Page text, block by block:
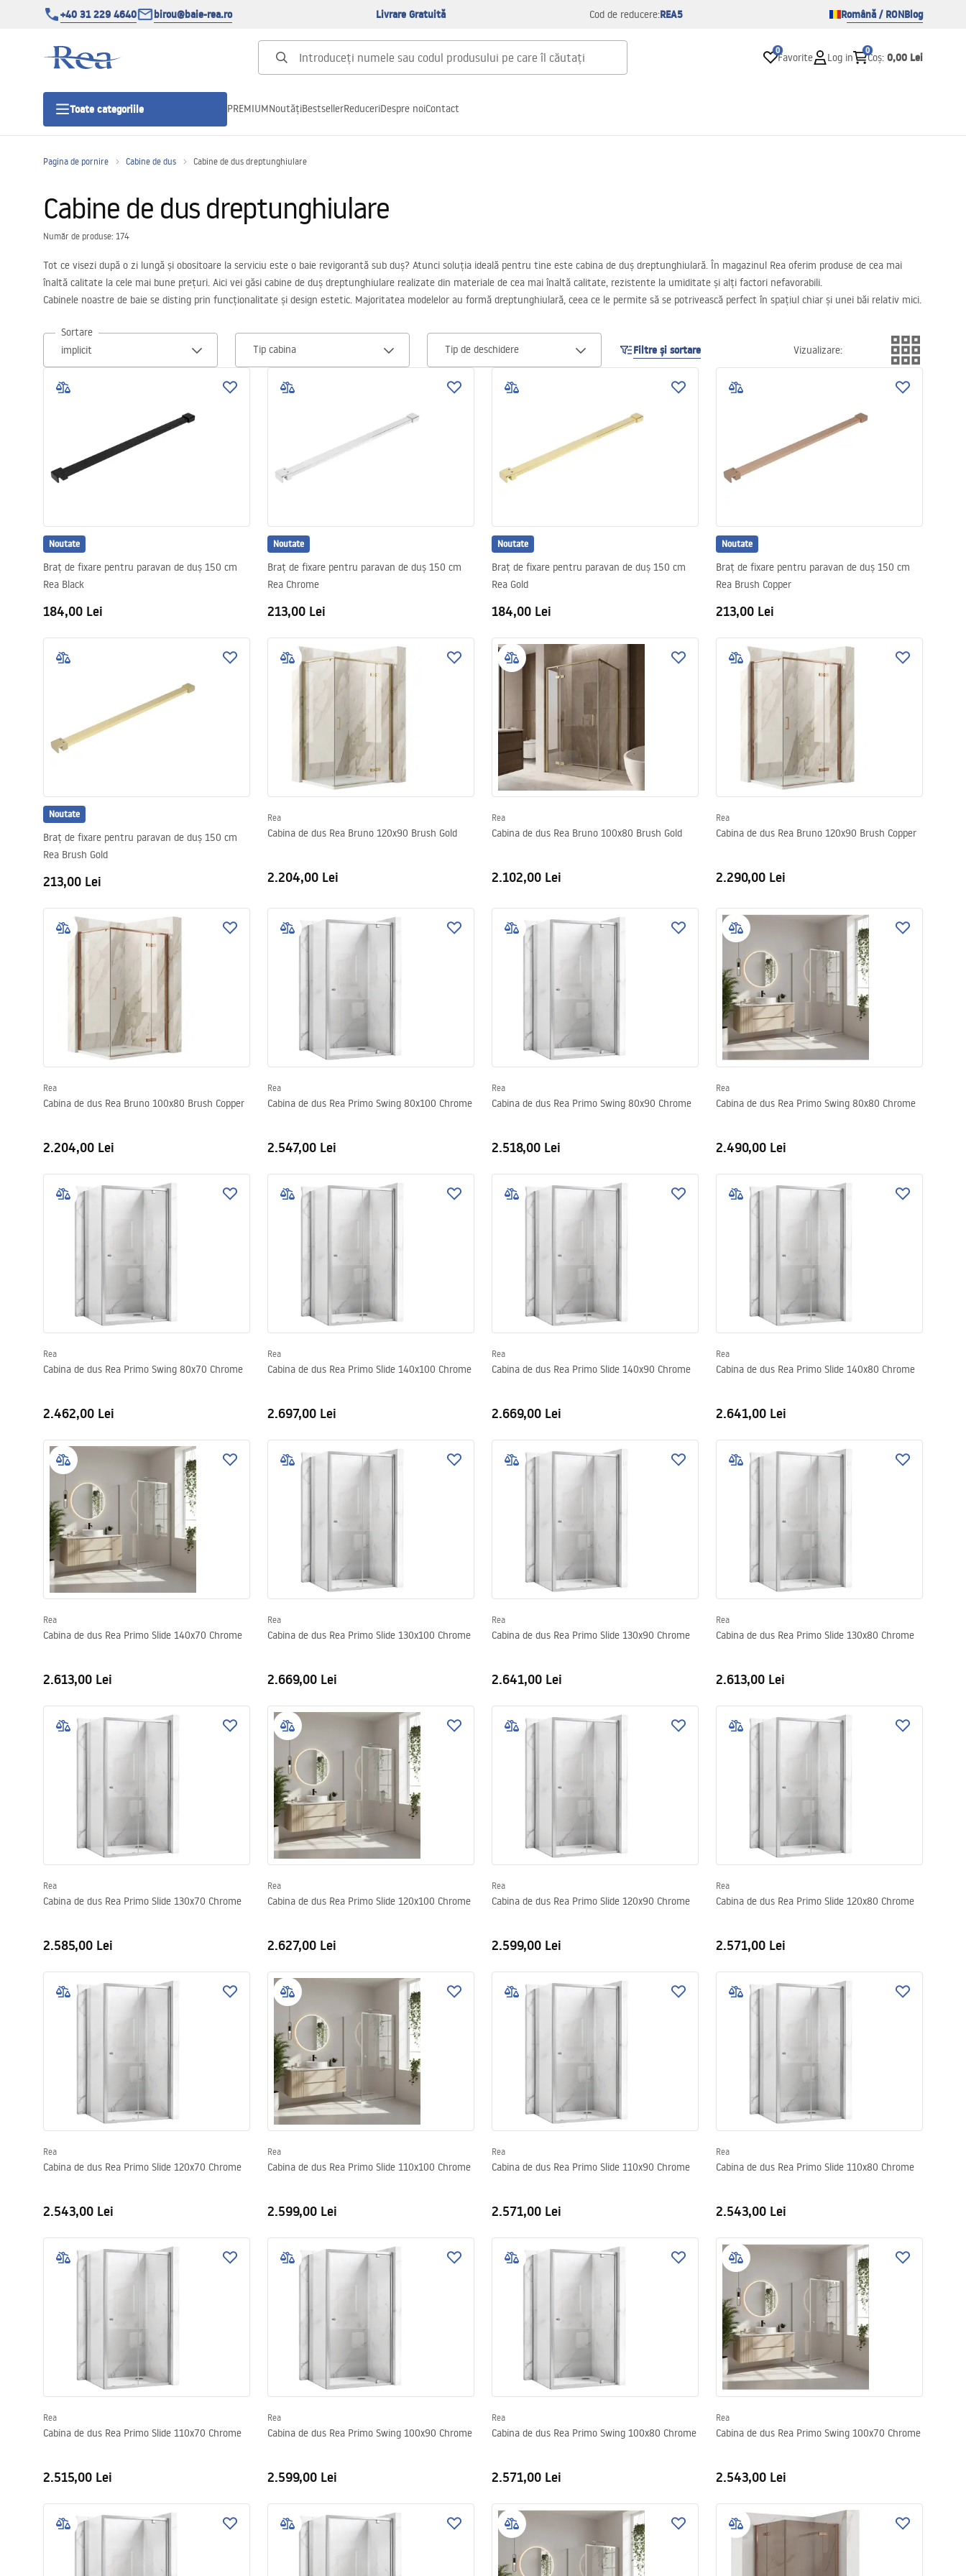
+40 31 229 4640 birou@baie-rea.ro Livrare Gratuită Cod de reducere:REA5 Română / RONBlog
0
Favorite Log in
0
Coș: 0,00 Lei
Toate categoriile
Usi pentru cabine de dus
Rigole Liniare
Vase WC si Bideuri
Baterii sanitare
Accesorii și mobilier pentru baie
PREMIUMNoutățiBestsellerReduceriDespre noiContact
Pagina de pornire Cabine de dus Cabine de dus dreptunghiulare
Cabine de dus dreptunghiulare
Număr de produse: 174
Tot ce visezi după o zi lungă și obositoare la serviciu este o baie revigorantă sub duș? Atunci soluția ideală pentru tine este cabina de duș dreptunghiulară. În magazinul Rea oferim produse de cea mai
înaltă calitate la cele mai bune prețuri. Aici vei găsi cabine de duș dreptunghiulare realizate din materiale de cea mai înaltă calitate, rezistente la umiditate și alți factori nefavorabili.
Cabinele noastre de baie se disting prin funcționalitate și design estetic. Majoritatea modelelor au formă dreptunghiulară, ceea ce le permite să se potrivească perfect în spațiul chiar și unei băi relativ mici.
etanșe, care garantează izolarea eficientă a încăperii față de apă. În același timp, geamurile lor matificate oferă intimitate persoanei care se spală. Acest lucru face ca o cabină dreptunghiulară să fie
potrivită și pentru băile combinate cu toaleta.
Sortare
Tip cabina
Tip de deschidere Filtre și sortare Vizualizare:
Noutate
Braț de fixare pentru paravan de duș 150 cm
Rea Black
184,00 Lei
Noutate
Braț de fixare pentru paravan de duș 150 cm
Rea Chrome
213,00 Lei
Noutate
Braț de fixare pentru paravan de duș 150 cm
Rea Gold
184,00 Lei
Noutate
Braț de fixare pentru paravan de duș 150 cm
Rea Brush Copper
213,00 Lei
Noutate
Braț de fixare pentru paravan de duș 150 cm
Rea Brush Gold
213,00 Lei
Rea
Cabina de dus Rea Bruno 120x90 Brush Gold
2.204,00 Lei
Rea
Cabina de dus Rea Bruno 100x80 Brush Gold
2.102,00 Lei
Rea
Cabina de dus Rea Bruno 120x90 Brush Copper
2.290,00 Lei
Rea
Cabina de dus Rea Bruno 100x80 Brush Copper
2.204,00 Lei
Rea
Cabina de dus Rea Primo Swing 80x100 Chrome
2.547,00 Lei
Rea
Cabina de dus Rea Primo Swing 80x90 Chrome
2.518,00 Lei
Rea
Cabina de dus Rea Primo Swing 80x80 Chrome
2.490,00 Lei
Rea
Cabina de dus Rea Primo Swing 80x70 Chrome
2.462,00 Lei
Rea
Cabina de dus Rea Primo Slide 140x100 Chrome
2.697,00 Lei
Rea
Cabina de dus Rea Primo Slide 140x90 Chrome
2.669,00 Lei
Rea
Cabina de dus Rea Primo Slide 140x80 Chrome
2.641,00 Lei
Rea
Cabina de dus Rea Primo Slide 140x70 Chrome
2.613,00 Lei
Rea
Cabina de dus Rea Primo Slide 130x100 Chrome
2.669,00 Lei
Rea
Cabina de dus Rea Primo Slide 130x90 Chrome
2.641,00 Lei
Rea
Cabina de dus Rea Primo Slide 130x80 Chrome
2.613,00 Lei
Rea
Cabina de dus Rea Primo Slide 130x70 Chrome
2.585,00 Lei
Rea
Cabina de dus Rea Primo Slide 120x100 Chrome
2.627,00 Lei
Rea
Cabina de dus Rea Primo Slide 120x90 Chrome
2.599,00 Lei
Rea
Cabina de dus Rea Primo Slide 120x80 Chrome
2.571,00 Lei
Rea
Cabina de dus Rea Primo Slide 120x70 Chrome
2.543,00 Lei
Rea
Cabina de dus Rea Primo Slide 110x100 Chrome
2.599,00 Lei
Rea
Cabina de dus Rea Primo Slide 110x90 Chrome
2.571,00 Lei
Rea
Cabina de dus Rea Primo Slide 110x80 Chrome
2.543,00 Lei
Rea
Cabina de dus Rea Primo Slide 110x70 Chrome
2.515,00 Lei
Rea
Cabina de dus Rea Primo Swing 100x90 Chrome
2.599,00 Lei
Rea
Cabina de dus Rea Primo Swing 100x80 Chrome
2.571,00 Lei
Rea
Cabina de dus Rea Primo Swing 100x70 Chrome
2.543,00 Lei